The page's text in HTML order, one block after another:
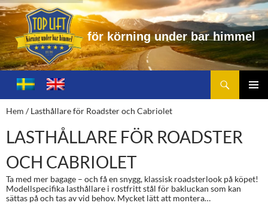
för körning under bar himme
Toplift.se – för körning under bar himmel
HOPPA
TILL
INNEHÅLL
Hem / Lasthållare för Roadster och Cabriolet
LASTHÅLLARE FÖR ROADSTER
OCH CABRIOLET
Ta med mer bagage – och få en snygg, klassisk roadsterlook på köpet!
Modellspecifika lasthållare i rostfritt stål för bakluckan som kan
sättas på och tas av vid behov. Mycket lätt att montera…